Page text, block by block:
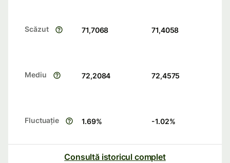
Scăzut 71,7068 71,4058
Mediu 72,2084 72,4575
Fluctuație 1.69% -1.02%
Consultă istoricul complet